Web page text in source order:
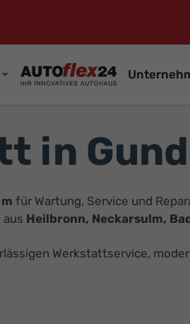
in
für Wartung, Service und
aus Heilbronn, Neckarsulm,
Werkstattservice,